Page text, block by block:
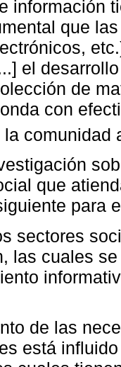
información
que
el
de
con
comunidad
que
para
sectores
las cuales
de las
está